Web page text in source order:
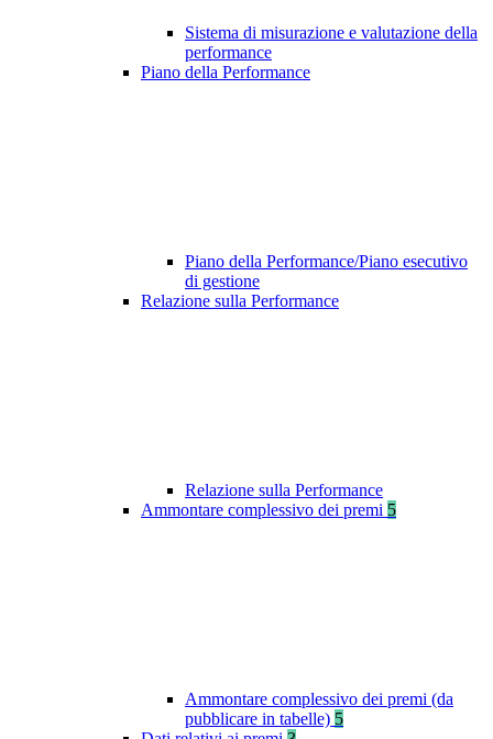
Sistema di misurazione e valutazione della
performance
Piano della Performance
Piano della Performance/Piano esecutivo
di gestione
Relazione sulla Performance
Relazione sulla Performance
Ammontare complessivo dei premi 5
Ammontare complessivo dei premi (da
pubblicare in tabelle) 5